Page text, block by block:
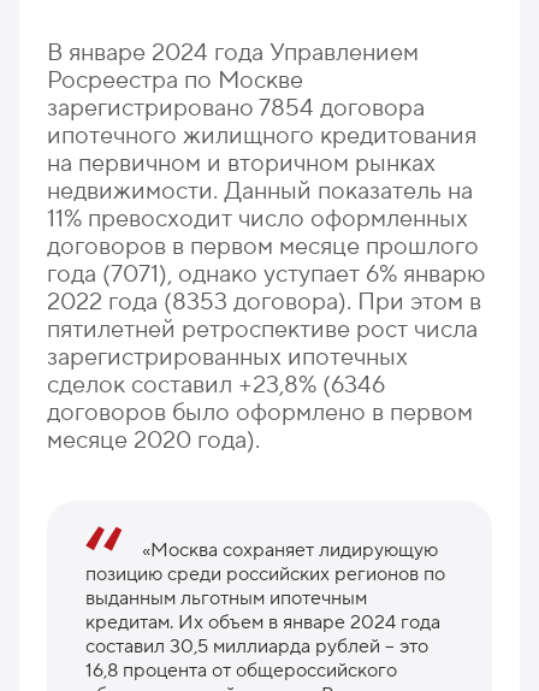
В январе 2024 года Управлением
Росреестра по Москве
зарегистрировано 7854 договора
ипотечного жилищного кредитования
на первичном и вторичном рынках
недвижимости. Данный показатель на
11% превосходит число оформленных
договоров в первом месяце прошлого
года (7071), однако уступает 6% январю
2022 года (8353 договора). При этом в
пятилетней ретроспективе рост числа
зарегистрированных ипотечных
сделок составил +23,8% (6346
договоров было оформлено в первом
месяце 2020 года).
«Москва сохраняет лидирующую
позицию среди российских регионов по
выданным льготным ипотечным
кредитам. Их объем в январе 2024 года
составил 30,5 миллиарда рублей – это
16,8 процента от общероссийского